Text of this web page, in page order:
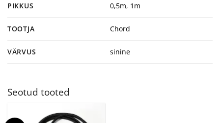
PIKKUS 0,5m, 1m
TOOTJA Chord
VÄRVUS sinine
Seotud tooted